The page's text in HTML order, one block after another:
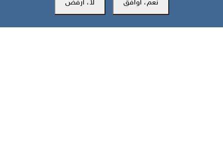
نعم، أوافق لا، أرفض